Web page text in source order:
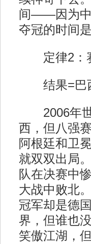
间——因为中
夺冠的时间
定律2：赛
结果=巴西
2006年世
西，但八强
阿根廷和卫
就双双出局
队在决赛中
大战中败北
冠军却是德
界，但谁也
笑傲江湖，